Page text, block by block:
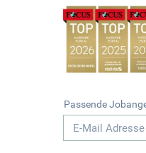
Passende